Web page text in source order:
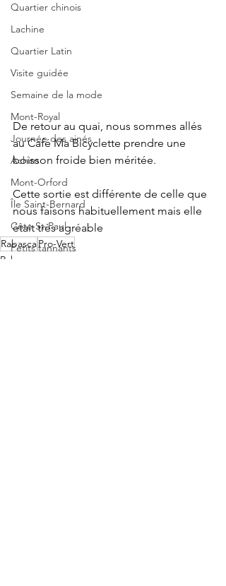
Quartier chinois
Lachine
Quartier Latin
Visite guidée
Semaine de la mode
Mont-Royal
Journée des ainés
Achim
Mont-Orford
Île Saint-Bernard
Côte St-Paul
Petits tannants
De retour au quai, nous sommes allés
au Café Ma Bicyclette prendre une
boisson froide bien méritée.
Cette sortie est différente de celle que
nous faisons habituellement mais elle
était très agréable
RabascaPro-Vert
Rabasca